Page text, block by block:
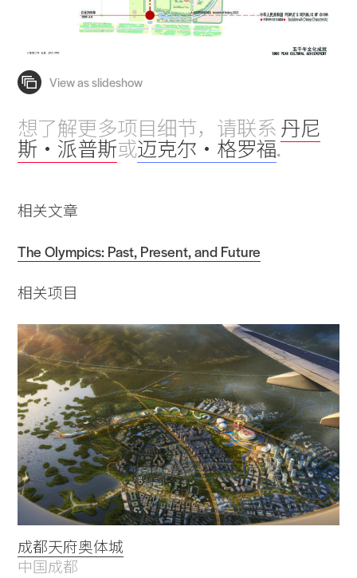
想了解更多项目细节，请联系 丹尼
斯・派普斯或迈克尔・格罗福.
相关文章
The Olympics: Past, Present, and Future
相关项目
成都天府奥体城
中国成都